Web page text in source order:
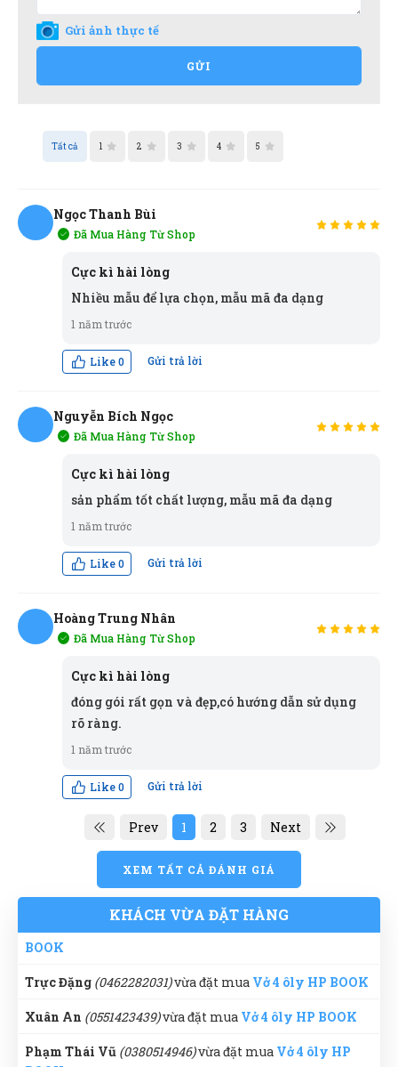
Gửi ảnh thực tế
GỬI
Tất cả 1 2 3 4 5
Ngọc Thanh Bùi
Đã Mua Hàng Từ Shop
Cực kì hài lòng
Nhiều mẫu để lựa chọn, mẫu mã đa dạng
1 năm trước
Like0 Gửi trả lời
Nguyễn Bích Ngọc
Đã Mua Hàng Từ Shop
Cực kì hài lòng
sản phẩm tốt chất lượng, mẫu mã đa dạng
1 năm trước
Like0 Gửi trả lời
Hoàng Trung Nhân
Đã Mua Hàng Từ Shop
Cực kì hài lòng
đóng gói rất gọn và đẹp,có hướng dẫn sử dụng
rõ ràng.
1 năm trước
Like0 Gửi trả lời
Prev 1 2 3 Next
XEM TẤT CẢ ĐÁNH GIÁ
KHÁCH VỪA ĐẶT HÀNG
(0384364576) vừa đặt mua
Cao Văn Hùng
Văn Chí Tâm(0456772946)
BOOK
(0785074117) vừa đặt mua Vở 4 ôly HP BOOK
(0381812655) vừa đặt mua Vở 4 ôly HP BOOK
Duyên Phan(0975559424)vừa đặt muaVở 4 ôly HP
Trực Đặng
Xuân An(0551423439) vừa đặt muaVở 4 ôly HP BOOK
Phạm Thái Vũ(0380514946)vừa đặt muaVở 4 ôly HP
BOOK
Nguyễn Hoàng Long
shop phục vụ tốt, có cơ hội sẽ ủng hộ shop thêmm
Phạm Thái Vũ
(Đánh giá 1 năm trước)
NB
(Đánh giá 1 năm trước)
Nguyễn Bích Ngọc
sản phẩm tốt chất lượng, mẫu mã đa dạng
Hoàng Trung Nhân
(Đánh giá 1 năm trước)
N
Nguyễn